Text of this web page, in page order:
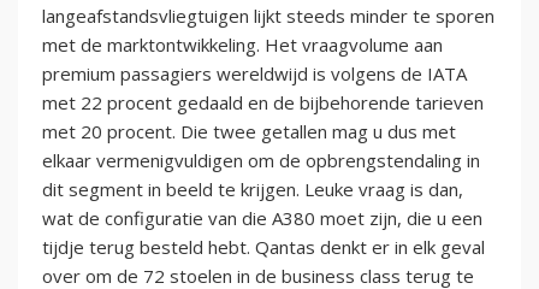
langeafstandsvliegtuigen lijkt steeds minder te sporen
met de marktontwikkeling. Het vraagvolume aan
premium passagiers wereldwijd is volgens de IATA
met 22 procent gedaald en de bijbehorende tarieven
met 20 procent. Die twee getallen mag u dus met
elkaar vermenigvuldigen om de opbrengstendaling in
dit segment in beeld te krijgen. Leuke vraag is dan,
wat de configuratie van die A380 moet zijn, die u een
tijdje terug besteld hebt. Qantas denkt er in elk geval
over om de 72 stoelen in de business class terug te